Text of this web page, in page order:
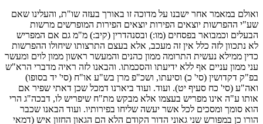
ואולם במאמר אחר ישבנו על מדוכה זו באורך בעזה שו"ת, והעלינו שאם
שע"י ההפרשות יוצאים הפירות יוצאים הפירות המופרשים מרשות
הבעלים וכמבואר בפסחים (מו:) ובסנהדרין (קיב:) מ"מ גם אם המפריש
לא נתכוון לזה כלל אין זה מעכב, אלא בעצם התרצותו שיחולו ההפרשות
כדין ממילא נעשית התרומה ממון כהנים והמעשר ראשון ממון לוים ומעשר
עני ממון עניים אף ללא ידיעתו והסכמתו. והבאנו לזה ראיה מדברי הרא"ש
בפ"ק דקדושין (סי' כ) וסיעתו, ושכ"פ מרן בש"ע או"ח (סי' יד בסופו)
ואה"ע (סי' כח סעיף יט). ועוד. ועוד ביארנו דמכל שכן דאתי שפיר אם
אותו ע"ה אינו מפריש בעצמו אלא מבקש מת"ח שיפריש לו, דבכה"ג הרי
הוא סומך ומסכים לכל אשר יעשה שליחו בפירותיו. ועוד הבאנו שכבר
הורו כן במפורש שני גאוני הדור הקודם הלא הם הגאון החזון איש (דמאי